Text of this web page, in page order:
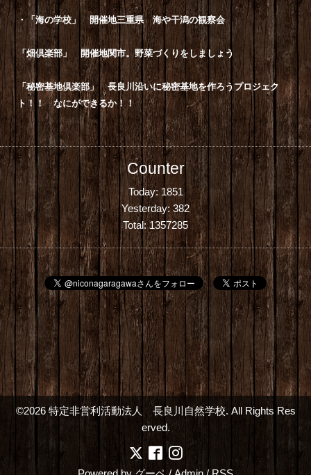
・「海の学校」 開催地三重県 海や干潟の観察会
「畑倶楽部」 開催地関市。野菜づくりをしましょう
「秘密基地倶楽部」 長良川沿いに秘密基地を作ろうプロジェク
ト！！ なにができるか！！
Counter
Today:1851
Yesterday: 382
Total:1357285
©2026 特定非営利活動法人 長良川自然学校. All Rights Res
erved.